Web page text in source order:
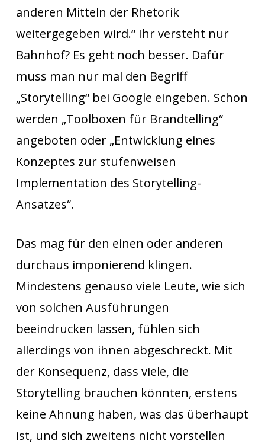
anderen Mitteln der Rhetorik
weitergegeben wird.“ Ihr versteht nur
Bahnhof? Es geht noch besser. Dafür
muss man nur mal den Begriff
„Storytelling“ bei Google eingeben. Schon
werden „Toolboxen für Brandtelling“
angeboten oder „Entwicklung eines
Konzeptes zur stufenweisen
Implementation des Storytelling-
Ansatzes“.
Das mag für den einen oder anderen
durchaus imponierend klingen.
Mindestens genauso viele Leute, wie sich
von solchen Ausführungen
beeindrucken lassen, fühlen sich
allerdings von ihnen abgeschreckt. Mit
der Konsequenz, dass viele, die
Storytelling brauchen könnten, erstens
keine Ahnung haben, was das überhaupt
ist, und sich zweitens nicht vorstellen